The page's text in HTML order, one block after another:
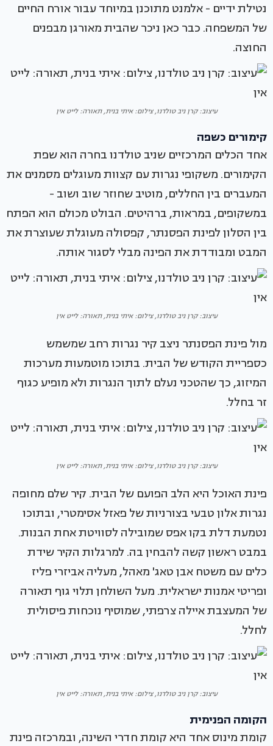
נטילת ידיים - אלמנט מתוכנן במיוחד עבור אורח החיים
של המשפחה. כבר כאן ניכר שהבית מאורגן מבפנים
החוצה.
עיצוב: קרן ניב טולדנו, צילום: איתי בנית, תאורה: לייט אין
קימורים כשפה
אחד הכלים המרכזיים שניב טולדנו בחרה הוא שפת
הקימורים. משקופי נגרות עם קצוות מעוגלים מסמנים את
המעברים בין החללים, מוטיב שחוזר שוב ושוב -
במשקופים, במראות, ברהיטים. הבולט מכולם הוא הפתח
בין הסלון לפינת הפסנתר, קפסולה מעוגלת שעוצרת את
המבט ומבודדת את הפינה מבלי לסגור אותה.
עיצוב: קרן ניב טולדנו, צילום: איתי בנית, תאורה: לייט אין
מול פינת הפסנתר ניצב קיר נגרות רחב שמשמש
כספריית הקודש של הבית. בתוכו מוטמעות מערכות
המיזוג, כך שהטכני נעלם לתוך הנגרות ולא מופיע כגוף
זר בחלל.
עיצוב: קרן ניב טולדנו, צילום: איתי בנית, תאורה: לייט אין
פינת האוכל היא הלב הפועם של הבית. קיר שלם מחופה
נגרות אלון טבעי בצורניות של פאזל אסימטרי, ובתוכו
נטמעת דלת בקו אפס שמובילה לסוויטת אחת הבנות.
במבט ראשון קשה להבחין בה. למרגלות הקיר שידת
כלים עם משטח אבן טאג' מאהל, מעליה אביזרי פליז
ופריטי אמנות ישראלית. מעל השולחן תלוי גוף תאורה
של המעצבת איילה צרפתי, שמוסיף נוכחות פיסולית
לחלל.
עיצוב: קרן ניב טולדנו, צילום: איתי בנית, תאורה: לייט אין
הקומה הפנימית
קומת מינוס אחד היא קומת חדרי השינה, ובמרכזה פינת